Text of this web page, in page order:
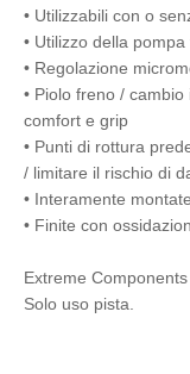
• Utilizzabili con o
• Utilizzo della
• Regolazione
• Piolo freno /
comfort e grip
• Punti di rottura
/ limitare il rischio di
• Interamente
• Finite con
Extreme Components
Solo uso pista.